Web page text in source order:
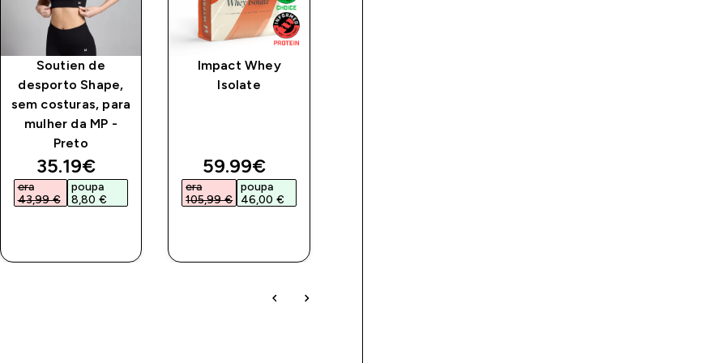
Soutien de
desporto Shape,
sem costuras, para
mulher da MP -
Preto
discounted price
35.19€‎
era
43,99 €‎
poupa
8,80 €‎
Impact Whey
Isolate
discounted price
59.99€‎
era
105,99 €‎
poupa
46,00 €‎